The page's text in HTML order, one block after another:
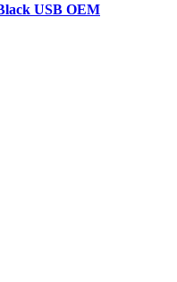
USB OEM